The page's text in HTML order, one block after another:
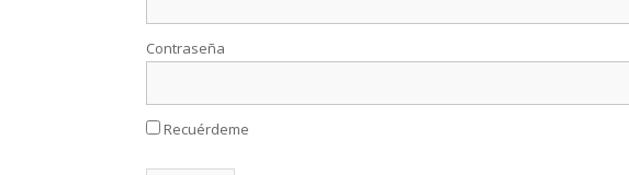
Contraseña
Recuérdeme